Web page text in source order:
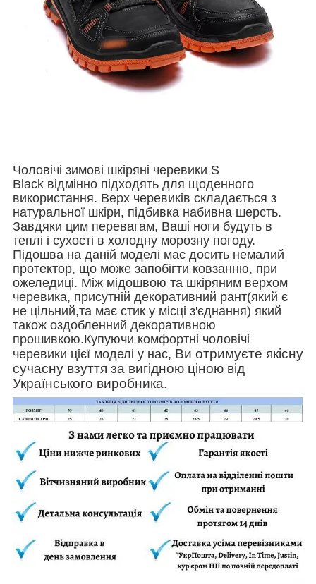
Чоловічі зимові шкіряні черевики S
Black відмінно підходять для щоденного
використання. Верх черевиків складається з
натуральної шкіри, підбивка набивна шерсть.
Завдяки цим перевагам, Ваші ноги будуть в
теплі і сухості в холодну морозну погоду.
Підошва на даній моделі має досить немалий
протектор, що може запобігти ковзанню, при
ожеледиці. Між мідошвою та шкіряним верхом
черевика, присутній декоративний рант(який є
не цільний,та має стик у місці з'єднання) який
також оздобленний декоративною
прошивкою.Купуючи комфортні чоловічі
черевики цієї моделі у нас, Ви отримуєте якісну
сучасну взуття за вигідною ціною від
Українського виробника.